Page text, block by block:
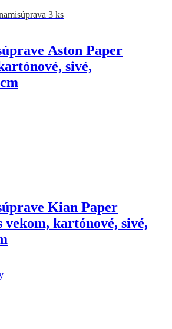
súprava 3 ks
Aston Paper
sivé,
Kian Paper
vekom, kartónové, sivé,